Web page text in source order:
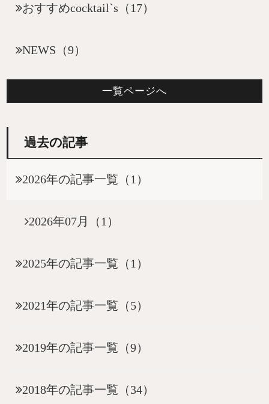
おすすめcocktail`s（17）
NEWS（9）
一覧ページへ
過去の記事
2026年の記事一覧（1）
2026年07月（1）
2025年の記事一覧（1）
2021年の記事一覧（5）
2019年の記事一覧（9）
2018年の記事一覧（34）